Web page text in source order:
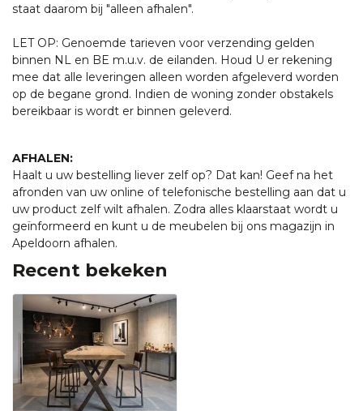
staat daarom bij "alleen afhalen".
LET OP: Genoemde tarieven voor verzending gelden
binnen NL en BE m.u.v. de eilanden. Houd U er rekening
mee dat alle leveringen alleen worden afgeleverd worden
op de begane grond. Indien de woning zonder obstakels
bereikbaar is wordt er binnen geleverd.
AFHALEN:
Haalt u uw bestelling liever zelf op? Dat kan! Geef na het
afronden van uw online of telefonische bestelling aan dat u
uw product zelf wilt afhalen. Zodra alles klaarstaat wordt u
geïnformeerd en kunt u de meubelen bij ons magazijn in
Apeldoorn afhalen.
Recent bekeken